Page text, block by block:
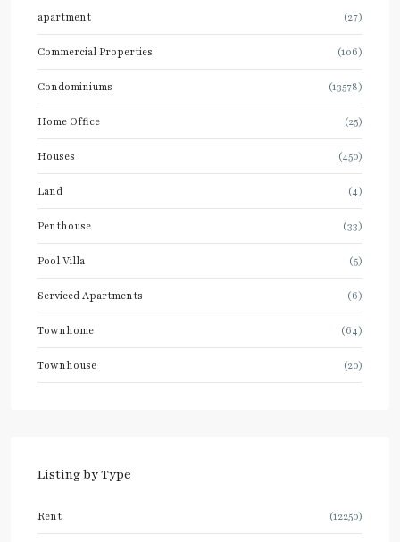
apartment (27)
Commercial Properties (106)
Condominiums (13578)
Home Office (25)
Houses (450)
Land (4)
Penthouse (33)
Pool Villa (5)
Serviced Apartments (6)
Townhome (64)
Townhouse (20)
Listing by Type
Rent (12250)